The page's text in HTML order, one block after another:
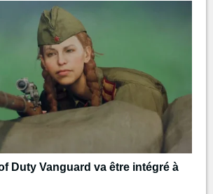
Duty Vanguard va être intégré à